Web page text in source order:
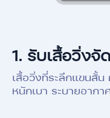
1. รับเสื้อวิ่งจั
เสื้อวิ่งที่ระลึกแขนสั้
หนักเบา ระบายอาก